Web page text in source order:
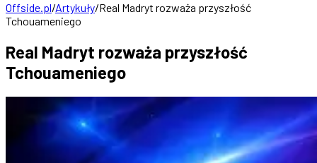
Offside.pl/Artykuły/Real Madryt rozważa przyszłość
Tchouameniego
Real Madryt rozważa przyszłość
Tchouameniego